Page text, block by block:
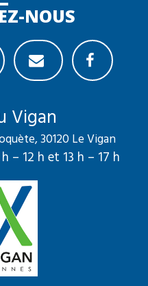
NOUS
Vigan
30120 Le Vigan
– 12 h et 13 h – 17 h